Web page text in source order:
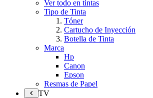
Ver todo en tintas
Tipo de Tinta
Tóner
Cartucho de Inyección
Botella de Tinta
Marca
Hp
Canon
Epson
Resmas de Papel
TV